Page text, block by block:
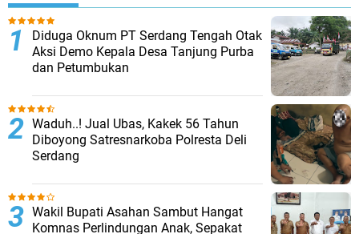
Diduga Oknum PT Serdang Tengah Otak
Aksi Demo Kepala Desa Tanjung Purba
dan Petumbukan
Waduh..! Jual Ubas, Kakek 56 Tahun
Diboyong Satresnarkoba Polresta Deli
Serdang
Wakil Bupati Asahan Sambut Hangat
Komnas Perlindungan Anak, Sepakat